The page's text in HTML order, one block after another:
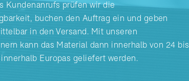
Kundenanrufs prüfen wir die
buchen den Auftrag ein und geben
in den Versand. Mit unseren
kann das Material dann innerhalb von 24 bis
Europas geliefert werden.